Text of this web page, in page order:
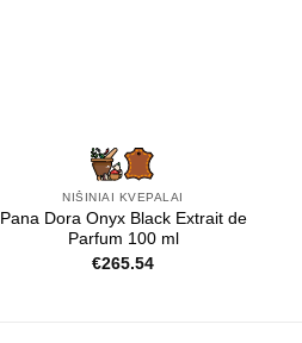
NIŠINIAI KVEPALAI
Pana Dora Onyx Black Extrait de
Parfum 100 ml
€265.54